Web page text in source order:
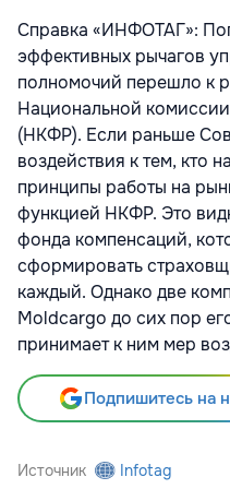
Справка «ИНФОТАГ»:
эффективных рычагов
полномочий перешло к
Национальной
(НКФР). Если раньше
воздействия к тем, кто
принципы работы на
функцией НКФР. Это
фонда компенсаций,
сформировать
каждый. Однако две
Moldcargo до сих пор
принимает к ним мер
Подпишитесь на
Источник Infotag